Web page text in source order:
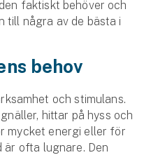
faktiskt behöver och
till några av de bästa i
behov
och stimulans.
hittar på hyss och
mycket energi eller för
är ofta lugnare. Den